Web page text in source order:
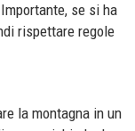
se si ha
rispettare regole
la montagna in un